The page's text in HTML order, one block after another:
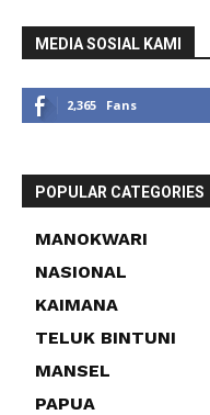
MEDIA SOSIAL KAMI
2,365 Fans
POPULAR CATEGORIES
MANOKWARI
NASIONAL
KAIMANA
TELUK BINTUNI
MANSEL
PAPUA